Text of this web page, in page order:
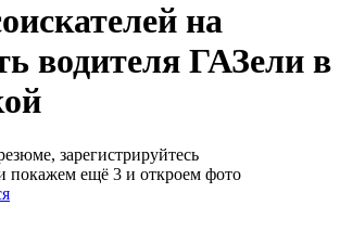
на
водителя ГАЗели в
зарегистрируйтесь
покажем ещё 3 и откроем фото